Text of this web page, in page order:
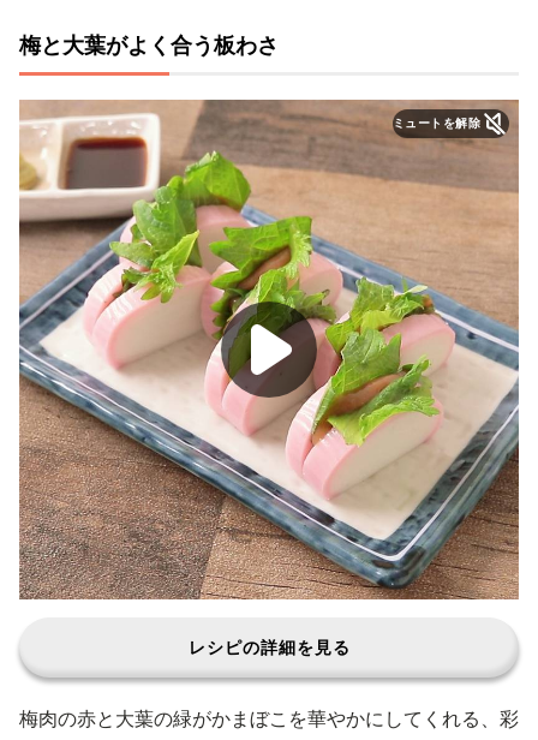
梅と大葉がよく合う板わさ
ミュートを解除
レシピの詳細を見る
梅肉の赤と大葉の緑がかまぼこを華やかにしてくれる、彩